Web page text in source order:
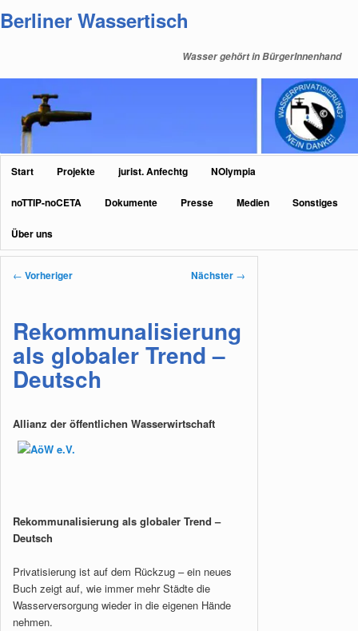
primären
Berliner Wassertisch
Wasser gehört in BürgerInnenhand
Hauptmenü
Start Projekte jurist. Anfechtg NOlympia
noTTIP-noCETA Dokumente Presse Medien Sonstiges
Über uns
Beitragsnavigation
← Vorheriger Nächster →
Rekommunalisierung
als globaler Trend –
Deutsch
Allianz der öffentlichen Wasserwirtschaft
Rekommunalisierung als globaler Trend –
Deutsch
Privatisierung ist auf dem Rückzug – ein neues
Buch zeigt auf, wie immer mehr Städte die
Wasserversorgung wieder in die eigenen Hände
nehmen.